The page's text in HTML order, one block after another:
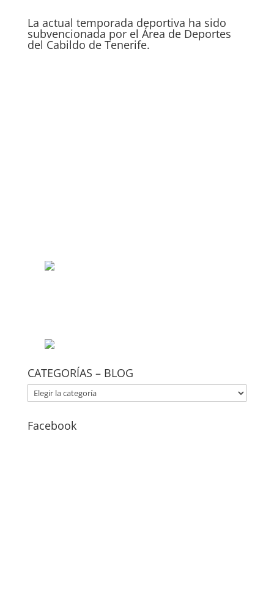
La actual temporada deportiva ha sido
subvencionada por el Área de Deportes
del Cabildo de Tenerife.
CATEGORÍAS – BLOG
CATEGORÍAS
–
Facebook